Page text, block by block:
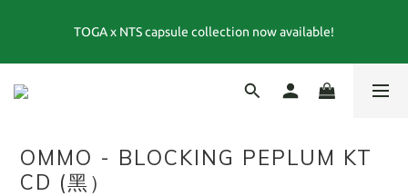
TOGA x NTS capsule collection now available!
夏末選品特別企劃1折起｜FINAL SUMMER SALE當季商品6折起, 滿
FRAPBOIS 25週年聯名系列 LEE × FRAPBOIS｜跨越經典與玩心的
特別聯名 💙
OMMO - BLOCKING PEPLUM KT
CD (黑）